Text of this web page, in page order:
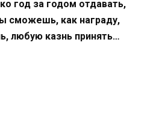
год за годом отдавать,
сможешь, как награду,
любую казнь принять…